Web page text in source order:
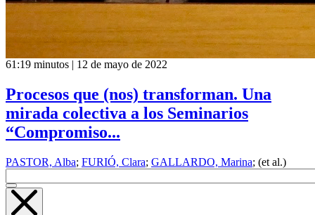
61:19 minutos | 12 de mayo de 2022
Procesos que (nos) transforman. Una
mirada colectiva a los Seminarios
“Compromiso...
PASTOR, Alba; FURIÓ, Clara; GALLARDO, Marina; (et al.)